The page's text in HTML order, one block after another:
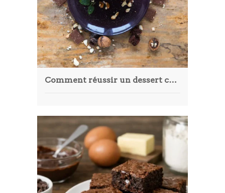
Comment réussir un dessert chocolat gastronomique comme un chef pâtissier ?